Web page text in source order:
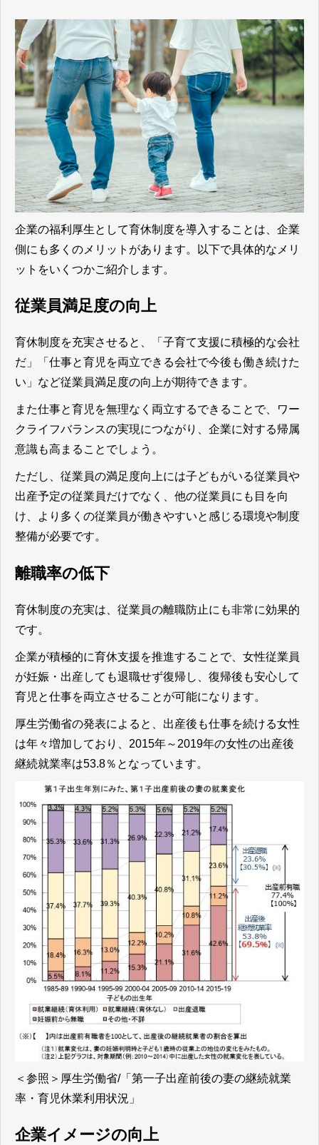
企業の福利厚生として育休制度を導入することは、企業
側にも多くのメリットがあります。以下で具体的なメリ
ットをいくつかご紹介します。
従業員満足度の向上
育休制度を充実させると、「子育て支援に積極的な会社
だ」「仕事と育児を両立できる会社で今後も働き続けた
い」など従業員満足度の向上が期待できます。
また仕事と育児を無理なく両立するできることで、ワー
クライフバランスの実現につながり、企業に対する帰属
意識も高まることでしょう。
ただし、従業員の満足度向上には子どもがいる従業員や
出産予定の従業員だけでなく、他の従業員にも目を向
け、より多くの従業員が働きやすいと感じる環境や制度
整備が必要です。
離職率の低下
育休制度の充実は、従業員の離職防止にも非常に効果的
です。
企業が積極的に育休支援を推進することで、女性従業員
が妊娠・出産しても退職せず復帰し、復帰後も安心して
育児と仕事を両立させることが可能になります。
厚生労働省の発表によると、出産後も仕事を続ける女性
は年々増加しており、2015年～2019年の女性の出産後
継続就業率は53.8％となっています。
＜参照＞ 厚生労働省/「第一子出産前後の妻の継続就業
率・育児休業利用状況」
企業イメージの向上